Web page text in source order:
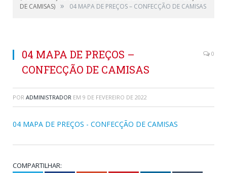
DE CAMISAS) » 04 MAPA DE PREÇOS – CONFECÇÃO DE CAMISAS
04 MAPA DE PREÇOS –
CONFECÇÃO DE CAMISAS
0
POR ADMINISTRADOR EM 9 DE FEVEREIRO DE 2022
04 MAPA DE PREÇOS - CONFECÇÃO DE CAMISAS
COMPARTILHAR: